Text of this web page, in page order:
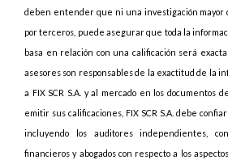
deben entender que ni una investigación mayor
por terceros, puede asegurar que toda la
basa en relación con una calificación será
asesores son responsables de la exactitud de la
a FIX SCR S.A. y al mercado en los documentos
emitir sus calificaciones, FIX SCR S.A. debe
incluyendo los auditores independientes,
financieros y abogados con respecto a los